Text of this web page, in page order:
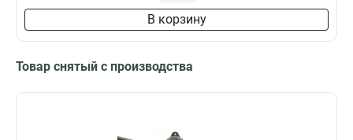
В корзину
Товар снятый с производства